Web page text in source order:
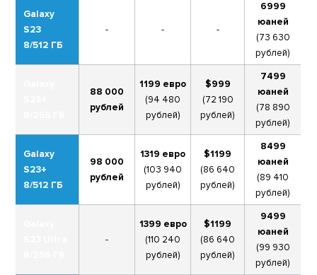
Galaxy
S23
8/512 ГБ
- - -
6999
юаней
(73 630
рублей)
88 000
рублей
1199 евро
(94 480
рублей)
$999
(72 190
рублей)
7499
юаней
(78 890
рублей)
Galaxy
S23+
8/512 ГБ
98 000
рублей
1319 евро
(103 940
рублей)
$1199
(86 640
рублей)
8499
юаней
(89 410
рублей)
-
1399 евро
(110 240
рублей)
$1199
(86 640
рублей)
9499
юаней
(99 930
рублей)